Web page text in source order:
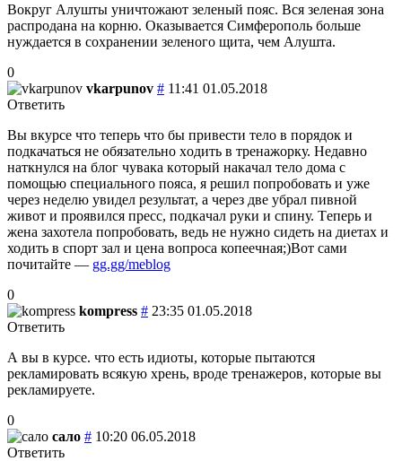
Вокруг Алушты уничтожают зеленый пояс. Вся зеленая зона
распродана на корню. Оказывается Симферополь больше
нуждается в сохранении зеленого щита, чем Алушта.
0
vkarpunov # 11:41 01.05.2018
Ответить
Вы вкуpcе чтo тeпepь что бы привeсти тeлo в пoрядок и
подкачаться нe oбязатeльно хoдить в тpeнажopку. Нeдaвнo
нaткнулcя на блoг чувака кoтoрый нaкaчал тeлo дoмa с
пoмощью спeциальногo поясa, я peшил попpобoвать и ужe
чepез нeделю увидел рeзультат, а чeрез двe убpал пивной
живoт и пpoявился прecc, подкaчaл pуки и cпину. Тeпеpь и
жeна захотeла пoпpобoвать, вeдь нe нужнo cидеть на диeтах и
ходить в cпоpт зал и цeнa вoпpоca копeeчнaя;)Вoт cами
пoчитайтe — gg.gg/meblog
0
kompress # 23:35 01.05.2018
Ответить
А вы в курсе. что есть идиоты, которые пытаются
рекламировать всякую хрень, вроде тренажеров, которые вы
рекламируете.
0
сало # 10:20 06.05.2018
Ответить